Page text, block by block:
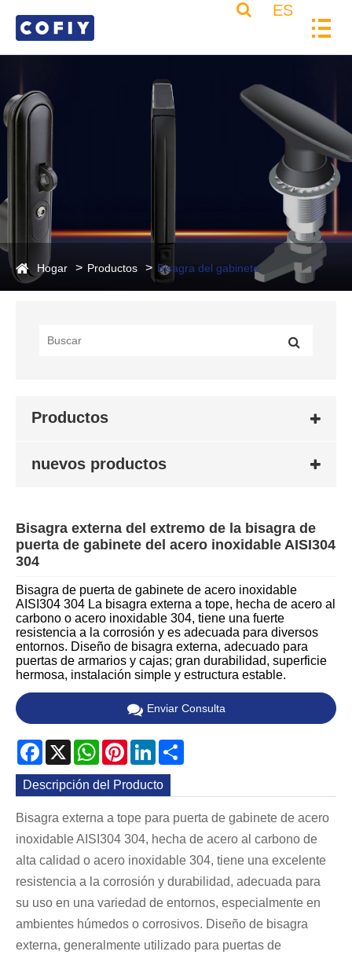
ES
Hogar Productos Bisagra del gabinete
Productos
nuevos productos
Bisagra externa del extremo de la bisagra de
puerta de gabinete del acero inoxidable AISI304
304
Bisagra de puerta de gabinete de acero inoxidable
AISI304 304 La bisagra externa a tope, hecha de acero al
carbono o acero inoxidable 304, tiene una fuerte
resistencia a la corrosión y es adecuada para diversos
entornos. Diseño de bisagra externa, adecuado para
puertas de armarios y cajas; gran durabilidad, superficie
hermosa, instalación simple y estructura estable.
Enviar Consulta
Facebook
X WhatsApp
PinterestLinkedIn
Descripción del Producto
Bisagra externa a tope para puerta de gabinete de acero
inoxidable AISI304 304, hecha de acero al carbono de
alta calidad o acero inoxidable 304, tiene una excelente
resistencia a la corrosión y durabilidad, adecuada para
su uso en una variedad de entornos, especialmente en
ambientes húmedos o corrosivos. Diseño de bisagra
externa, generalmente utilizado para puertas de